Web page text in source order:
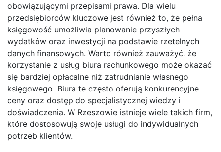
obowiązującymi przepisami prawa. Dla wielu
przedsiębiorców kluczowe jest również to, że pełna
księgowość umożliwia planowanie przyszłych
wydatków oraz inwestycji na podstawie rzetelnych
danych finansowych. Warto również zauważyć, że
korzystanie z usług biura rachunkowego może okazać
się bardziej opłacalne niż zatrudnianie własnego
księgowego. Biura te często oferują konkurencyjne
ceny oraz dostęp do specjalistycznej wiedzy i
doświadczenia. W Rzeszowie istnieje wiele takich firm,
które dostosowują swoje usługi do indywidualnych
potrzeb klientów.